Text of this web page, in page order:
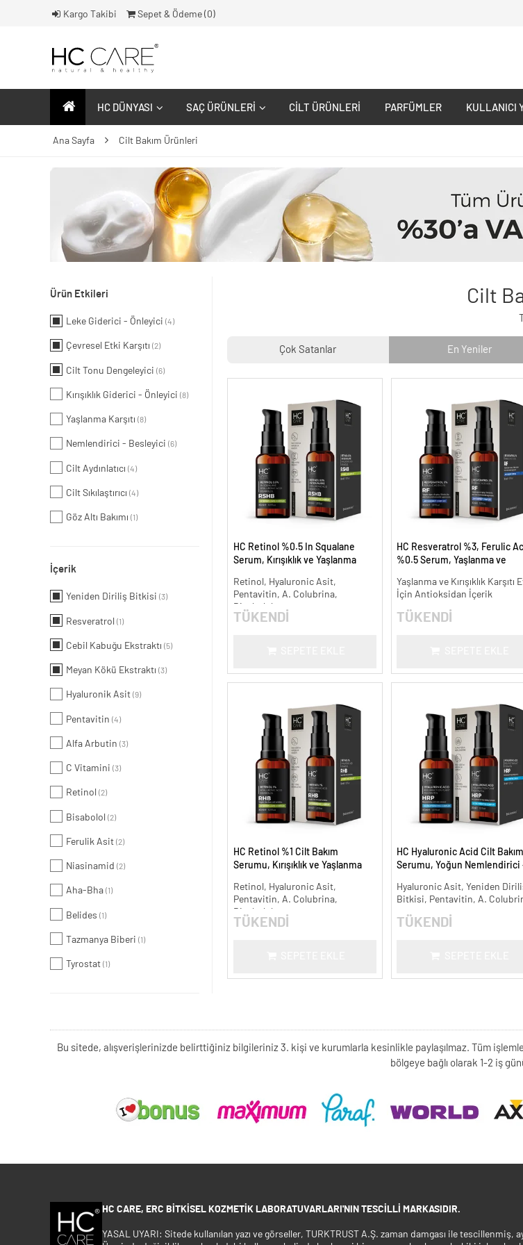
Kargo Takibi Sepet & Ödeme ( 0)
HC DÜNYASI SAÇ ÜRÜNLERI CILT ÜRÜNLERI PARFÜMLER KULLANICI
Ana Sayfa Cilt Bakım Ürünleri
Ürün Etkileri
Leke Giderici - Önleyici (4)
Çevresel Etki Karşıtı (2)
Cilt Tonu Dengeleyici (6)
Kırışıklık Giderici - Önleyici (8)
Yaşlanma Karşıtı (8)
Nemlendirici - Besleyici (6)
Cilt Aydınlatıcı (4)
Cilt Sıkılaştırıcı (4)
Göz Altı Bakımı (1)
İçerik
Yeniden Diriliş Bitkisi (3)
Resveratrol (1)
Cebil Kabuğu Ekstraktı (5)
Meyan Kökü Ekstraktı (3)
Hyaluronik Asit (9)
Pentavitin (4)
Alfa Arbutin (3)
C Vitamini (3)
Retinol (2)
Bisabolol (2)
Ferulik Asit (2)
Niasinamid (2)
Aha-Bha (1)
Belides (1)
Tazmanya Biberi (1)
Tyrostat (1)
Cilt
Çok Satanlar En Yeniler
HC Retinol %0.5 In Squalane
Serum, Kırışıklık ve Yaşlanma
Retinol, Hyaluronic Asit,
Pentavitin, A. Colubrina,
Bisabolol
TÜKENDİ
HC Resveratrol %3, Ferulic
%0.5 Serum, Yaşlanma ve
Yaşlanma ve Kırışıklık Karşıtı
İçin Antioksidan İçerik
TÜKENDİ
HC Retinol %1 Cilt Bakım
Serumu, Kırışıklık ve Yaşlanma
Retinol, Hyaluronic Asit,
Pentavitin, A. Colubrina,
Bisabolol
TÜKENDİ
HC Hyaluronic Acid Cilt Bakım
Serumu, Yoğun Nemlendirici
Hyaluronic Asit, Yeniden
Bitkisi, Pentavitin, A.
TÜKENDİ
Bu sitede, alışverişlerinizde belirttiğiniz bilgileriniz 3. kişi ve kurumlarla kesinlikle paylaşılmaz. Tüm
bölgeye bağlı olarak 1-2 iş
HC CARE, ERC BITKISEL KOZMETIK LABORATUVARLARI'NIN TESCILLI MARKASIDIR.
YASAL UYARI: Sitede kullanılan yazı ve görseller, TURKTRUST A.Ş. zaman damgası ile tescillenmiş,